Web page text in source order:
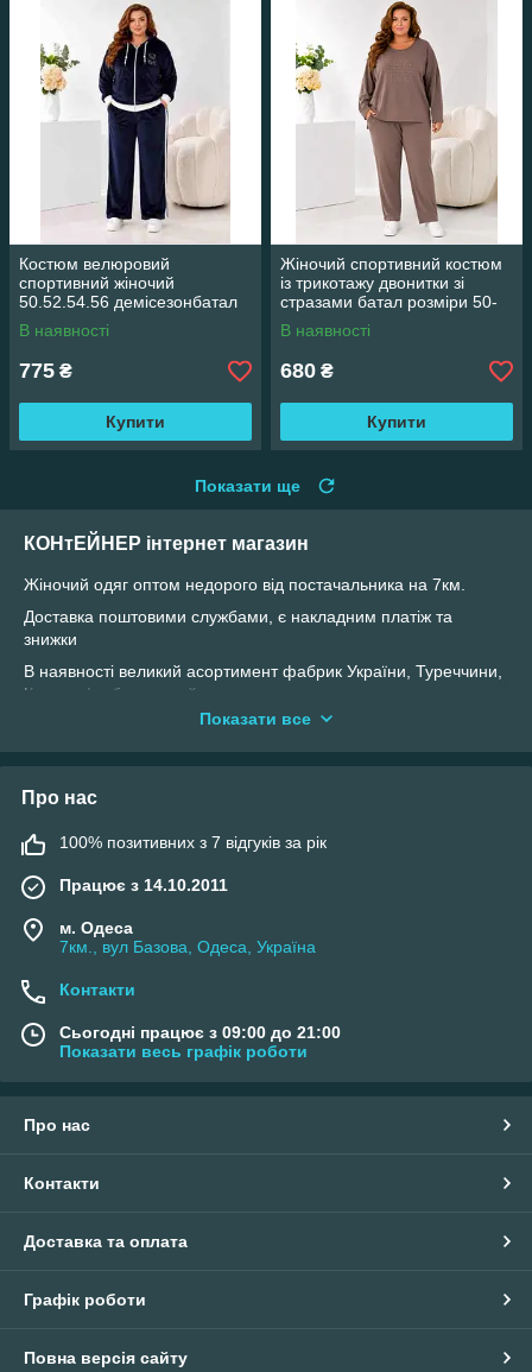
Костюм велюровий
спортивний жіночий
50.52.54.56 демісезонбатал
В наявності
775 ₴
Купити
Жіночий спортивний костюм
із трикотажу двонитки зі
стразами батал розміри 50-
52, 54-56, 58-60, 62-64 Моко
В наявності
680 ₴
Купити
Показати ще
КОНтЕЙНЕР інтернет магазин
Жіночий одяг оптом недорого від постачальника на 7км.
Доставка поштовими службами, є накладним платіж та
знижки
В наявності великий асортимент фабрик України, Туреччини,
Китаю: футболки, майки, топи, сорочки, светри, свитшоты,
худі, сукні, спідниці, сарафани, шорти, штани, капрі,
Для самих маленьких працює відділ з дитячим одягом:
У розділі для дому та сну ви зможете придбати постільна
білизна та домашній одяг
Показати все
Про нас
100% позитивних з 7 відгуків за рік
Працює з 14.10.2011
м. Одеса
7км., вул Базова, Одеса, Україна
Контакти
Сьогодні працює з 09:00 до 21:00
Показати весь графік роботи
Про нас
Контакти
Доставка та оплата
Графік роботи
Повна версія сайту